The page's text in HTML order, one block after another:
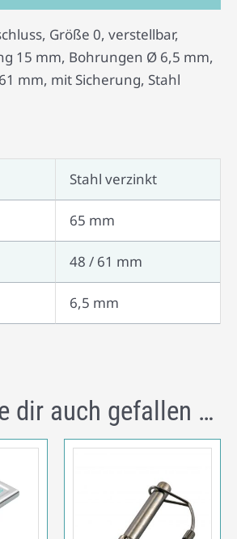
Größe 0, verstellbar,
15 mm, Bohrungen Ø 6,5 mm,
mm, mit Sicherung, Stahl
Stahl verzinkt
65 mm
48 / 61 mm
6,5 mm
dir auch gefallen …